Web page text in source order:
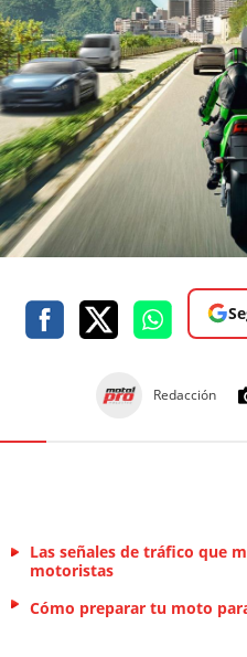
Redacción
Las señales de tráfico que
motoristas
Cómo preparar tu moto